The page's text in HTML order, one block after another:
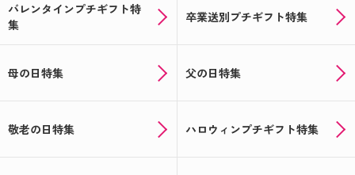
バレンタインプチギフト特
集
卒業送別プチギフト特集
母の日特集 父の日特集
敬老の日特集 ハロウィンプチギフト特集